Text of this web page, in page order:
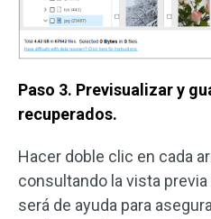
Paso 3. Previsualizar y
recuperados.
Hacer doble clic en cada
consultando la vista
será de ayuda para